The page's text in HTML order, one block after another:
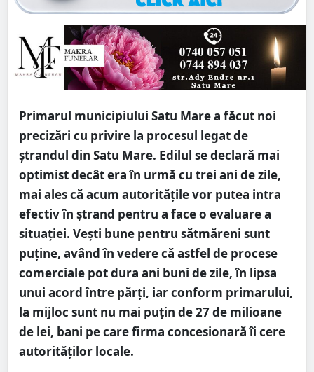
Primarul municipiului Satu Mare a făcut noi
precizări cu privire la procesul legat de
ștrandul din Satu Mare. Edilul se declară mai
optimist decât era în urmă cu trei ani de zile,
mai ales că acum autoritățile vor putea intra
efectiv în ștrand pentru a face o evaluare a
situației. Vești bune pentru sătmăreni sunt
puține, având în vedere că astfel de procese
comerciale pot dura ani buni de zile, în lipsa
unui acord între părți, iar conform primarului,
la mijloc sunt nu mai puțin de 27 de milioane
de lei, bani pe care firma concesionară îi cere
autorităților locale.